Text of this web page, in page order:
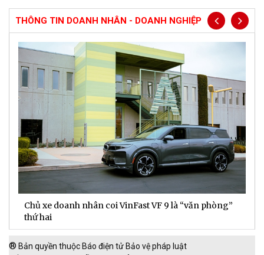
THÔNG TIN DOANH NHÂN - DOANH NGHIỆP
Chủ xe doanh nhân coi VinFast VF 9 là “văn phòng”
thứ hai
® Bản quyền thuộc Báo điện tử Bảo vệ pháp luật